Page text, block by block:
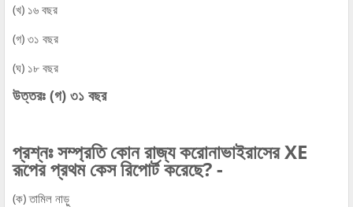
(খ) ১৬ বছর
(গ) ৩১ বছর
(ঘ) ১৮ বছর
উত্তরঃ (গ) ৩১ বছর
প্রশ্নঃ সম্প্রতি কোন রাজ্য করোনাভাইরাসের XE
রূপের প্রথম কেস রিপোর্ট করেছে? -
(ক) তামিল নাড়ু